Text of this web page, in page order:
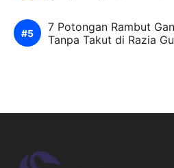
7 Potongan Rambut
Tanpa Takut di Razia